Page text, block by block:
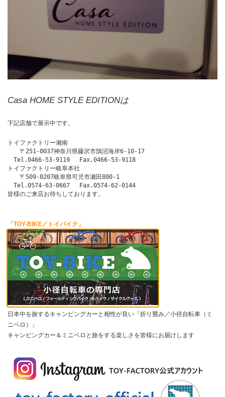
Casa HOME STYLE EDITIONは
下記店舗で展示中です。
トイファクトリー湘南
〒251-0037神奈川県藤沢市鵠沼海岸6-10-17
Tel.0466-53-9119 　Fax.0466-53-9118
トイファクトリー岐阜本社
〒509-0207岐阜県可児市瀬田800-1
Tel.0574-63-0667 　Fax.0574-62-0144
「TOY-BIKE／トイバイク」
日本中を旅するキャンピングカーと相性が良い「折り畳み／小径自転車（ミ
ニベロ）」
キャンピングカー＆ミニベロと旅をする楽しさを皆様にお届けします